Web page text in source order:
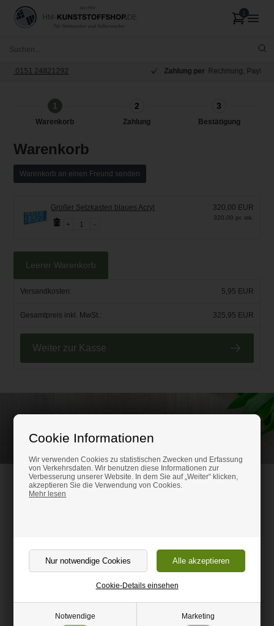
Cookie Informationen
Wir verwenden Cookies zu statistischen Zwecken und Erfassung
von Verkehrsdaten. Wir benutzen diese Informationen zur
Verbesserung unserer Website. In dem Sie auf „Weiter“ klicken,
akzeptieren Sie die Verwendung von Cookies.
Mehr lesen
Notwendige Marketing
Cookie-Details einsehen
Rechnung, PayPal, Klarna oder Karte
1
Warenkorb
2
Zahlung
3
Bestätigung
Warenkorb
Warenkorb an einen Freund senden
Großer Setzkasten blaues Acryl
1
320,00 EUR
320,00 pr. stk.
Leerer Warenkorb
Versandkosten: 5,95 EUR
Gesamtpreis inkl. MwSt.: 325,95 EUR
Weiter zur Kasse
Rufen Sie an und lassen Sie sich beraten unter
(+49) 0151 24821292
HM-Kunststoffshop.de
(+49) 0151 24821292
Kundenservice